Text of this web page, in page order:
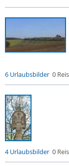
6 Urlaubsbilder 0
4 Urlaubsbilder 0